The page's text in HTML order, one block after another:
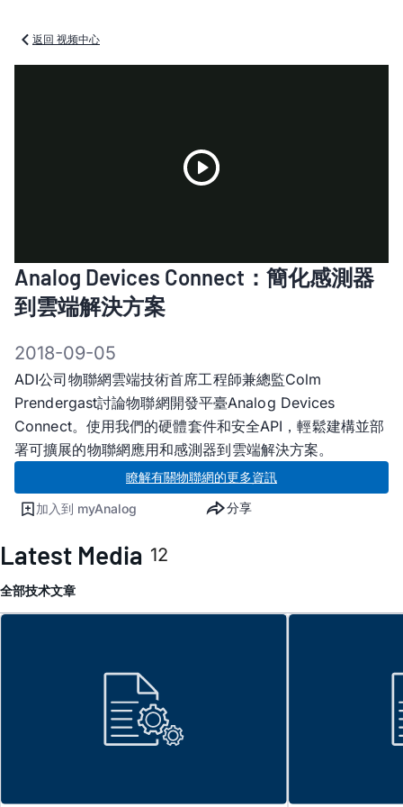
返回 视频中心
Video
Analog Devices Connect：簡化感測器
到雲端解決方案
2018-09-05
ADI公司物聯網雲端技術首席工程師兼總監Colm
Prendergast討論物聯網開發平臺Analog Devices
Connect。使用我們的硬體套件和安全API，輕鬆建構並部
署可擴展的物聯網應用和感測器到雲端解決方案。
瞭解有關物聯網的更多資訊
加入到 myAnalog 分享
Latest Media 12
全部技术文章